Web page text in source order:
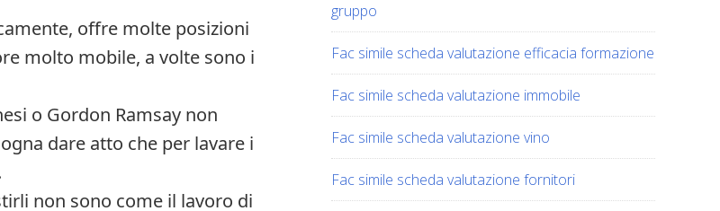
offre molte posizioni
molto mobile, a volte sono i
o Gordon Ramsay non
dare atto che per lavare i
non sono come il lavoro di
gruppo​​
Fac simile scheda valutazione efficacia formazione​​
Fac simile scheda valutazione immobile​​
Fac simile scheda valutazione vino​​​
Fac simile scheda valutazione fornitori​​